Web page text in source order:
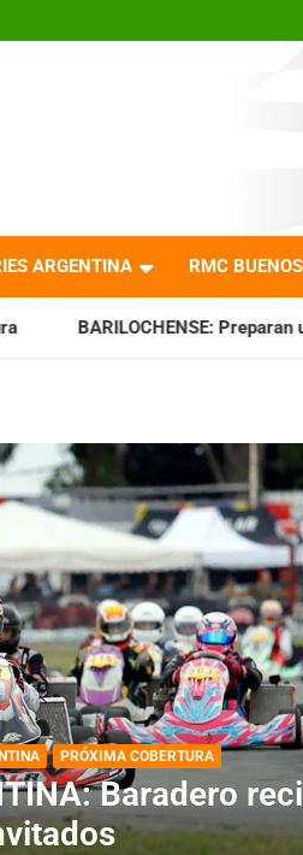
del
ARGENTINA RMC
Preparan una jornada a puro
Horarios